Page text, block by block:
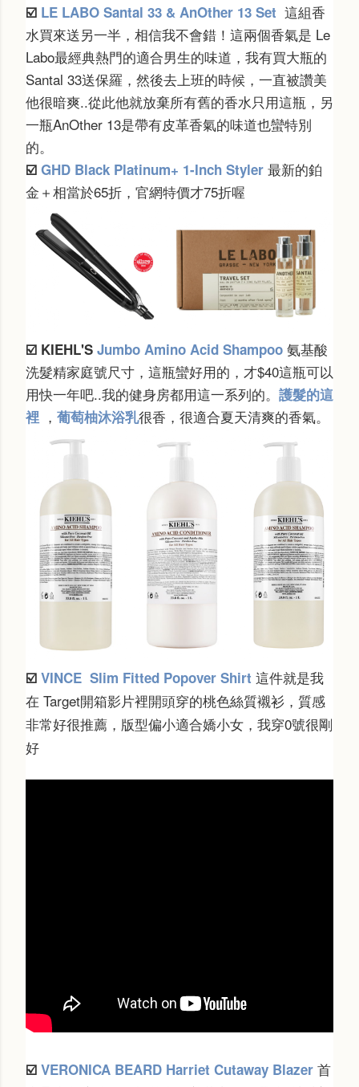
☑️ LE LABO Santal 33 & AnOther 13 Set 這組香
水買來送另一半，相信我不會錯！這兩個香氣是 Le
Labo最經典熱門的適合男生的味道，我有買大瓶的
Santal 33送保羅，然後去上班的時候，一直被讚美
他很暗爽..從此他就放棄所有舊的香水只用這瓶 ，另
一瓶AnOther 13是帶有皮革香氣的味道也蠻特別
的。
☑️ GHD Black Platinum+ 1-Inch Styler 最新的鉑
金＋相當於65折，官網特價才75折喔
☑️ KIEHL'S Jumbo Amino Acid Shampoo 氨基酸
洗髮精家庭號尺寸，這瓶蠻好用的，才$40這瓶可以
用快一年吧..我的健身房都用這一系列的。 護髮的這
裡 ， 葡萄柚沐浴乳很香，很適合夏天清爽的香氣。
☑️ VINCE Slim Fitted Popover Shirt 這件就是我
在 Target開箱影片裡開頭穿的桃色絲質襯衫，質感
非常好很推薦 ，版型偏小適合嬌小女， 我穿0號很剛
好
☑️ VERONICA BEARD Harriet Cutaway Blazer 首